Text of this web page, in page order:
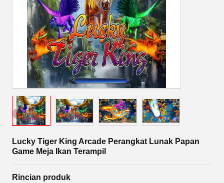
Lucky Tiger King Arcade Perangkat Lunak Papan
Game Meja Ikan Terampil
Rincian produk